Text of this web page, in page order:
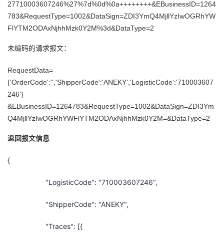
27710003607246%27%7d%0d%0a++++++++&EBusinessID=1264
783&RequestType=1002&DataSign=ZDI3YmQ4MjllYzIwOGRhYW
FlYTM2ODAxNjhhMzk0Y2M%3d&DataType=2
未编码的请求报文：
RequestData=
{'OrderCode':'','ShipperCode':'ANEKY','LogisticCode':'710003607
246'}
&EBusinessID=1264783&RequestType=1002&DataSign=ZDI3Ym
Q4MjllYzIwOGRhYWFlYTM2ODAxNjhhMzk0Y2M=&DataType=2
返回报文信息
{
"LogisticCode": "710003607246",
"ShipperCode": "ANEKY",
"Traces": [{